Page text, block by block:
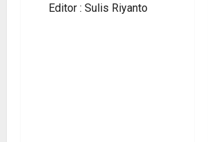
Editor : Sulis Riyanto